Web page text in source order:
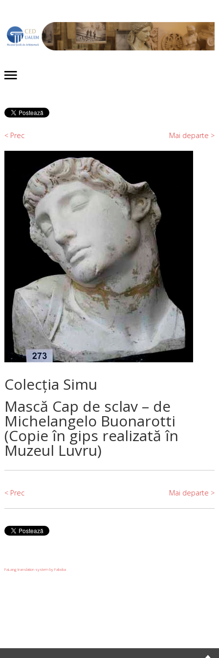
Despre noi
Colecții
Contact
< Prec Mai departe >
Colecţia Simu
Mască Cap de sclav – de
Michelangelo Buonarotti
(Copie în gips realizată în
Muzeul Luvru)
< Prec Mai departe >
FaLang translation system by Faboba